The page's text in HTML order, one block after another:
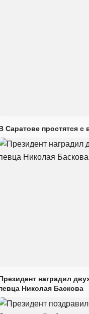
Саратове простятся
наградил
Николая Баскова